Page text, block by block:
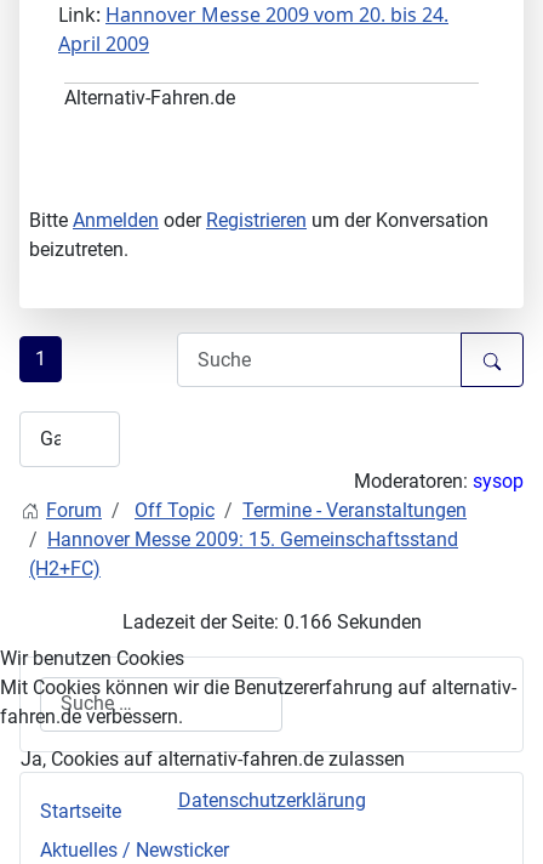
Link: Hannover Messe 2009 vom 20. bis 24.
April 2009
Alternativ-Fahren.de
Bitte Anmelden oder Registrieren um der Konversation
beizutreten.
1
Moderatoren: sysop
Forum
Off Topic
Termine - Veranstaltungen
Hannover Messe 2009: 15. Gemeinschaftsstand
(H2+FC)
Ladezeit der Seite: 0.166 Sekunden
Suchen
Startseite
Aktuelles / Newsticker
Wir benutzen Cookies
Mit Cookies können wir die Benutzererfahrung auf alternativ-
fahren.de verbessern.
Ja, Cookies auf alternativ-fahren.de zulassen
Datenschutzerklärung